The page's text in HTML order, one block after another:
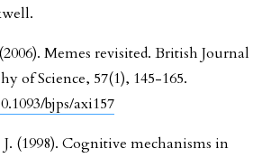
Memes revisited. British Journal
of Science, 57(1), 145-165.
bjps/axi157
J. (1998). Cognitive mechanisms in